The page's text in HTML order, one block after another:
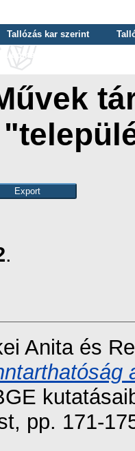
Tallózás kar szerint
szerint
.
Anitaés
pp. 171-